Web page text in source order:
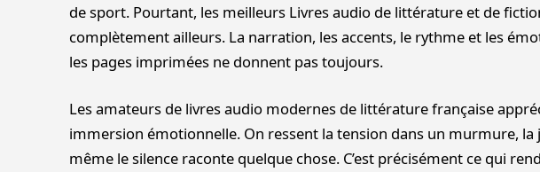
de sport. Pourtant, les meilleurs Livres audio de littérature et de
complètement ailleurs. La narration, les accents, le rythme et les
les pages imprimées ne donnent pas toujours.
Les amateurs de livres audio modernes de littérature française
immersion émotionnelle. On ressent la tension dans un murmure,
même le silence raconte quelque chose. C’est précisément ce qui